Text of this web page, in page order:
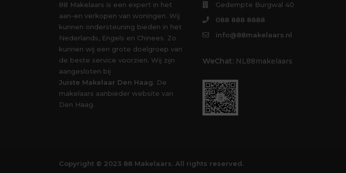
88 Makelaars is een expert in het
aan-en verkopen van woningen. Wij
kunnen ondersteuning bieden in het
Nederlands, Engels en Chinees. Zo
kunnen wij een grote doelgroep van
de beste service voorzien. Wij zijn
aangesloten bij
Juiste Makelaar Den Haag. De
makelaars aanbieder website van
Den Haag.
Gedempte Burgwal 40
088 888 8888
info@88makelaars.nl
WeChat: NL88makelaars
Copyright © 2023 88 Makelaars. All rights reserved.